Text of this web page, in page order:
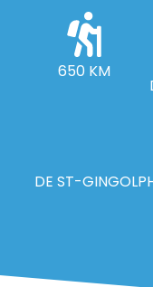
650 KM
DE ST-